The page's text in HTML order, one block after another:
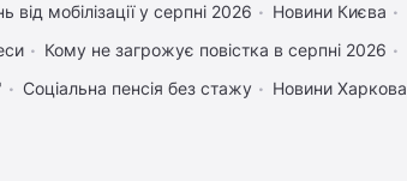
мобілізації у серпні 2026 Новини Києва
Кому не загрожує повістка в серпні 2026
Соціальна пенсія без стажу Новини Харкова